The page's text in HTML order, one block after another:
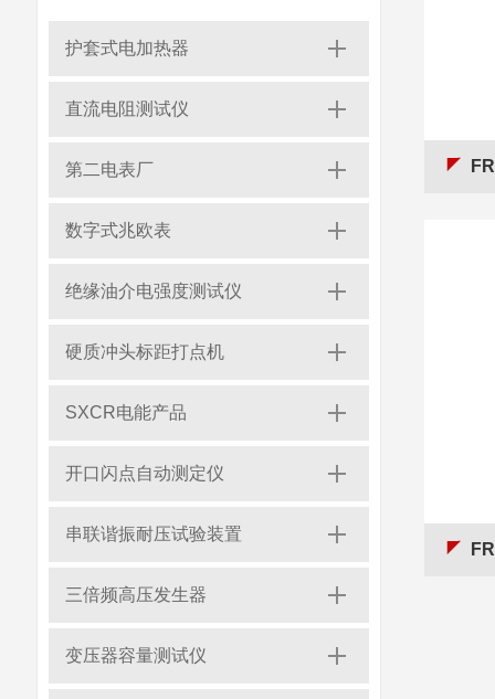
护套式电加热器
直流电阻测试仪
第二电表厂
数字式兆欧表
绝缘油介电强度测试仪
硬质冲头标距打点机
SXCR电能产品
开口闪点自动测定仪
串联谐振耐压试验装置
三倍频高压发生器
变压器容量测试仪